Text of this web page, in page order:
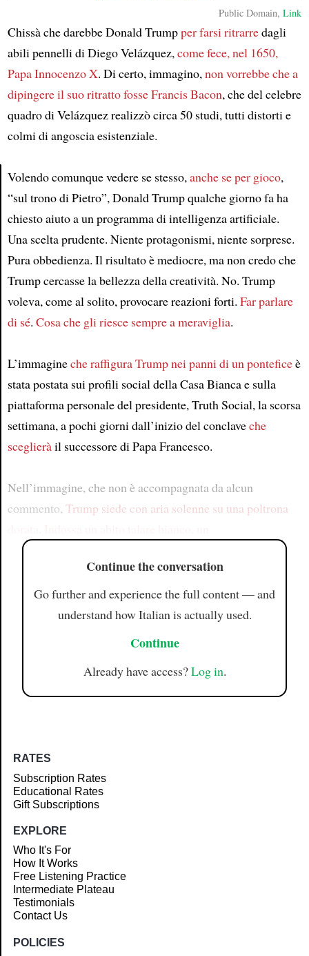
Article
Public Domain,Link
Chissà che darebbe Donald Trumpper farsi ritrarredagli
abili pennelli di Diego Velázquez,come fece, nel 1650,
Papa Innocenzo X. Di certo, immagino,non vorrebbe che a
dipingere il suo ritratto fosse Francis Bacon, che del celebre
quadro di Velázquez realizzò circa 50 studi, tutti distorti e
colmi di angoscia esistenziale.
Volendo comunque vedere se stesso,anche se per gioco,
“sul trono di Pietro”, Donald Trump qualche giorno fa ha
chiesto aiuto a un programma di intelligenza artificiale.
Una scelta prudente. Niente protagonismi, niente sorprese.
Pura obbedienza. Il risultato è mediocre, ma non credo che
Trump cercasse la bellezza della creatività. No. Trump
voleva, come al solito, provocare reazioni forti. Far parlare
di sé. Cosa che gli riesce sempre a meraviglia.
L’immagineche raffigura Trump nei panni di un ponteficeè
stata postata sui profili social della Casa Bianca e sulla
piattaforma personale del presidente, Truth Social, la scorsa
settimana, a pochi giorni dall’inizio del conclaveche
sceglieràil successore di Papa Francesco.
Nell’immagine, che non è accompagnata da alcun
commento, Trump siede con aria solenne su una poltrona
Continue the conversation
Go further and experience the full content — and
understand how Italian is actually used.
Continue
Already have access?Log in.
RATES
Subscription Rates
Educational Rates
Gift Subscriptions
EXPLORE
Who It's For
How It Works
Free Listening Practice
Intermediate Plateau
Testimonials
Contact Us
POLICIES